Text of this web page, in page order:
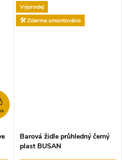
ZDARMA
Výprodej
🛠️ Zdarma smontováno
Barová židle průhledný černý
plast BUSAN